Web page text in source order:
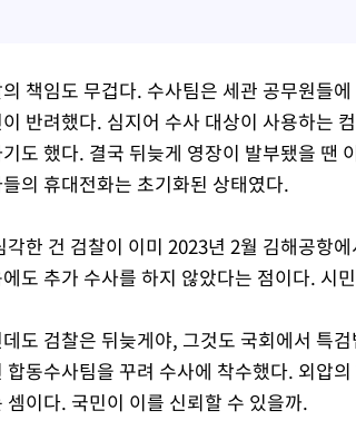
책임도 무겁다. 수사팀은 세관 공무원들
반려했다. 심지어 수사 대상이 사용하는
도 했다. 결국 뒤늦게 영장이 발부됐을 땐
의 휴대전화는 초기화된 상태였다.
각한 건 검찰이 이미 2023년 2월 김해공항
도 추가 수사를 하지 않았다는 점이다. 시
도 검찰은 뒤늦게야, 그것도 국회에서 특
합동수사팀을 꾸려 수사에 착수했다. 외압
셈이다. 국민이 이를 신뢰할 수 있을까.